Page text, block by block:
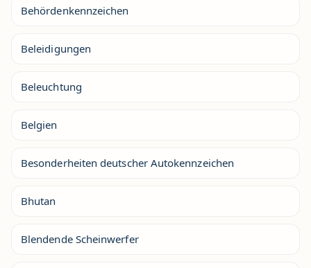
Behördenkennzeichen
Beleidigungen
Beleuchtung
Belgien
Besonderheiten deutscher Autokennzeichen
Bhutan
Blendende Scheinwerfer